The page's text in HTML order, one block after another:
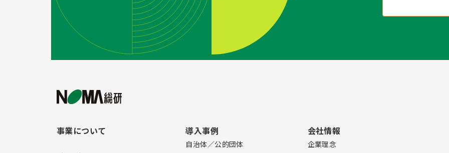
事業について 導入事例
自治体／公的団体
会社情報
企業理念